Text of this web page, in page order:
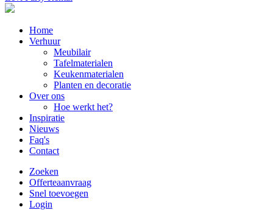
Main
navigation
Home
Verhuur
Meubilair
Tafelmaterialen
Keukenmaterialen
Planten en decoratie
Over ons
Hoe werkt het?
Inspiratie
Nieuws
Faq's
Contact
Zoeken
Offerteaanvraag
Snel toevoegen
Login